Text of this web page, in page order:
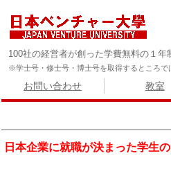
100社の経営者が創った学費無料の１年
※学士号・修士号・博士号を取得するところで
お問い合わせ 教室
日本企業に就職が決まった学生